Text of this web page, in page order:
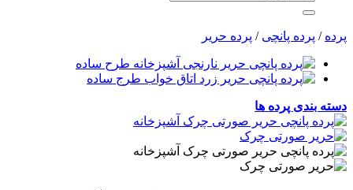
پرده / پرده پانچی / پرده حریر
دسته بندی پرده ها